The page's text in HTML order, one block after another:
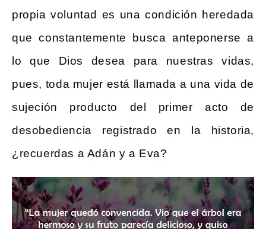
propia voluntad es una condición heredada
que constantemente busca anteponerse a
lo que Dios desea para nuestras vidas,
pues, toda mujer está llamada a una vida de
sujeción producto del primer acto de
desobediencia registrado en la historia,
¿recuerdas a Adán y a Eva?